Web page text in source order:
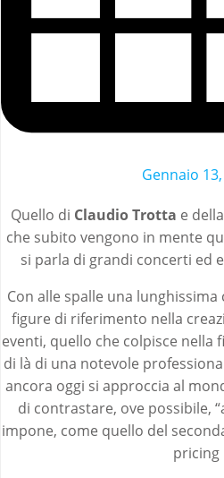
Gennaio
Quello di Claudio Trotta e della
che subito vengono in mente
si parla di grandi concerti ed
Con alle spalle una
figure di riferimento nella
eventi, quello che colpisce nella
di là di una notevole
ancora oggi si approccia al
di contrastare, ove possibile,
impone, come quello del
pricing